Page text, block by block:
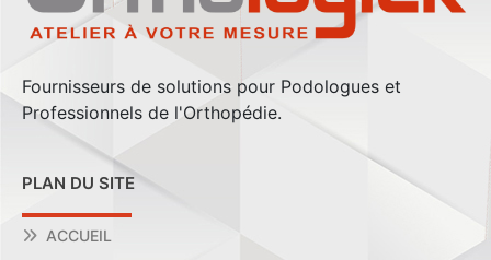
Fournisseurs de solutions pour Podologues et
Professionnels de l'Orthopédie.
PLAN DU SITE
ACCUEIL